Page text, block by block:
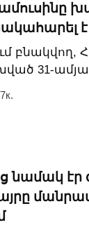
է
բնակվող,
31-ամյա
նամակ էր